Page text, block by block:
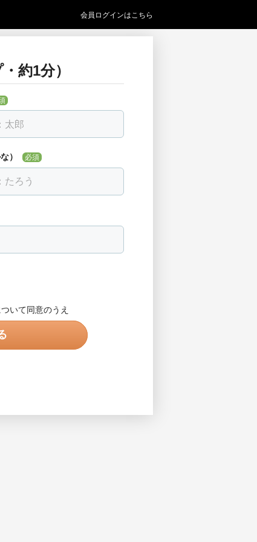
会員ログインはこちら
約1分）
） 必須
いて同意のうえ
ない場合は「該当なし」を選べま
てください。入力例で示され